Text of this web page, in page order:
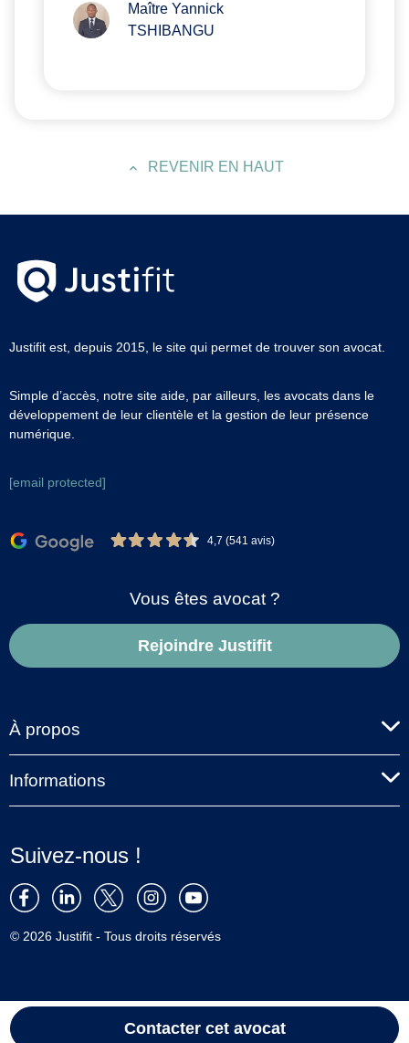
Maître Yannick
TSHIBANGU
REVENIR EN HAUT
Contactercet avocat
Justifit est, depuis 2015, le site qui permet de trouver son avocat.
Simple d’accès, notre site aide, par ailleurs, les avocats dans le
développement de leur clientèle et la gestion de leur présence
numérique.
[email protected]
4,7 (541 avis)
Vous êtes avocat ?
Rejoindre Justifit
À propos
Informations
Suivez-nous !
© 2026 Justifit - Tous droits réservés